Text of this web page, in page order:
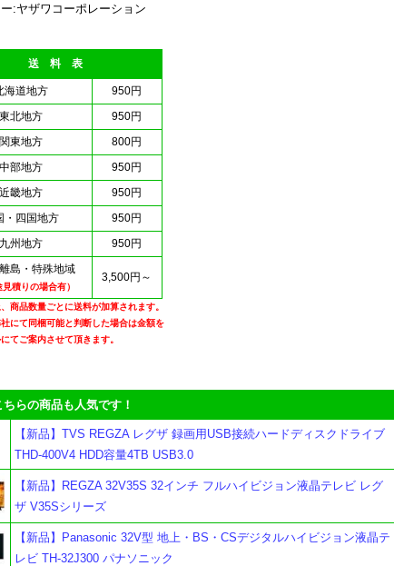
ー:ヤザワコーポレーション
送 料 表
海道地方
950円
東北地方
950円
関東地方
800円
中部地方
950円
近畿地方
950円
・四国地方
950円
九州地方
950円
島・特殊地域
積りの場合有）
3,500円～
商品数量ごとに送料が加算されます。
にて同梱可能と判断した場合は金額を
てご案内させて頂きます。
の商品も人気です！
【新品】TVS REGZA レグザ 録画用USB接続ハードディスクドライブ
THD-400V4 HDD容量4TB USB3.0
【新品】REGZA 32V35S 32インチ フルハイビジョン液晶テレビ レグ
ザ V35Sシリーズ
【新品】Panasonic 32V型 地上・BS・CSデジタルハイビジョン液晶テ
レビ TH-32J300 パナソニック